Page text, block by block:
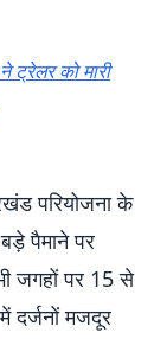
ट्रेलर को मारी
परियोजना के
पैमाने पर
जगहों पर 15 से
दर्जनों मजदूर